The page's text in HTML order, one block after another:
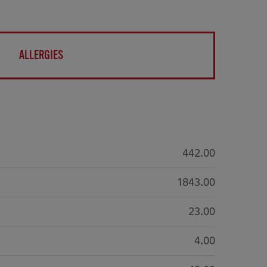
ALLERGIES
442.00
1843.00
23.00
4.00